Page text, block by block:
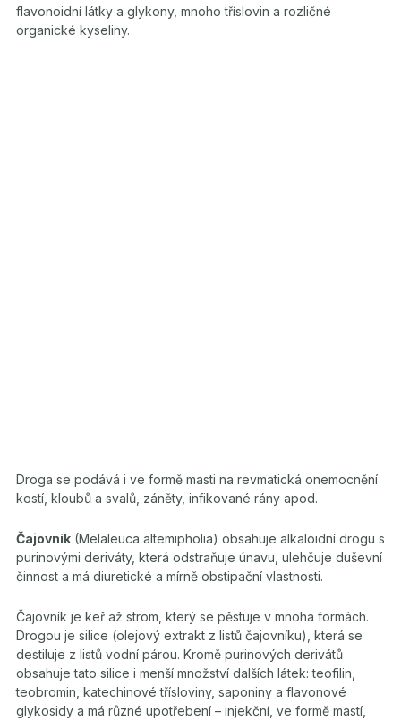
flavonoidní látky a glykony, mnoho tříslovin a rozličné
organické kyseliny.
Droga se podává i ve formě masti na revmatická onemocnění
kostí, kloubů a svalů, záněty, infikované rány apod.
Čajovník (Melaleuca altemipholia) obsahuje alkaloidní drogu s
purinovými deriváty, která odstraňuje únavu, ulehčuje duševní
činnost a má diuretické a mírně obstipační vlastnosti.
Čajovník je keř až strom, který se pěstuje v mnoha formách.
Drogou je silice (olejový extrakt z listů čajovníku), která se
destiluje z listů vodní párou. Kromě purinových derivátů
obsahuje tato silice i menší množství dalších látek: teofilin,
teobromin, katechinové třísloviny, saponiny a flavonové
glykosidy a má různé upotřebení – injekční, ve formě mastí,